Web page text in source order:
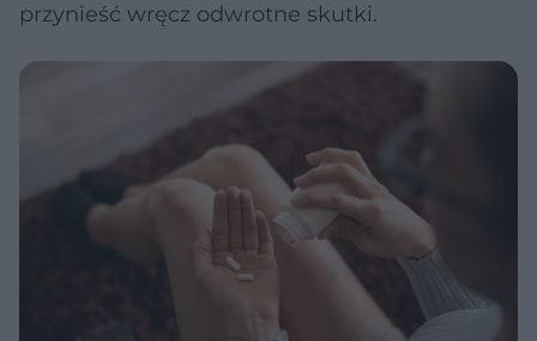
przynieść wręcz odwrotne skutki.